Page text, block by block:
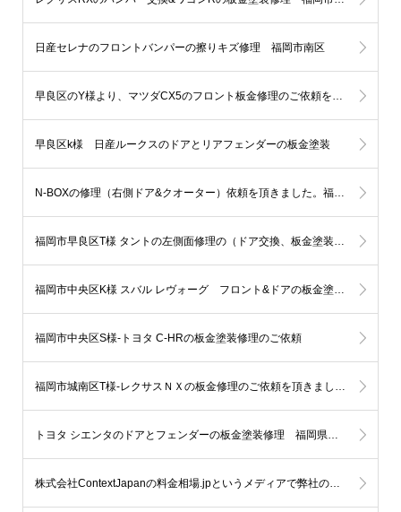
日産セレナのフロントバンパーの擦りキズ修理 福岡市南区
早良区のY様より、マツダCX5のフロント板金修理のご依頼を頂きました。
早良区k様 日産ルークスのドアとリアフェンダーの板金塗装
N-BOXの修理（右側ドア&クオーター）依頼を頂きました。福岡市城南区U様
福岡市早良区T様 タントの左側面修理の（ドア交換、板金塗装）ご依頼を頂きました。
福岡市中央区K様 スバル レヴォーグ フロント&ドアの板金塗装依頼です。
福岡市中央区S様-トヨタ C-HRの板金塗装修理のご依頼
福岡市城南区T様-レクサスＮＸの板金修理のご依頼を頂きました。
トヨタ シエンタのドアとフェンダーの板金塗装修理 福岡県糸島市T様
株式会社ContextJapanの料金相場.jpというメディアで弊社の紹介を頂きました。